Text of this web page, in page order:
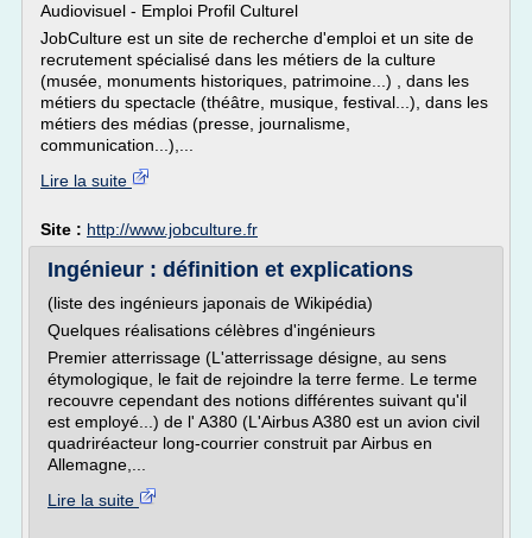
Audiovisuel - Emploi Profil Culturel
JobCulture est un site de recherche d'emploi et un site de
recrutement spécialisé dans les métiers de la culture
(musée, monuments historiques, patrimoine...) , dans les
métiers du spectacle (théâtre, musique, festival...), dans les
métiers des médias (presse, journalisme,
communication...),...
Lire la suite
Site : http://www.jobculture.fr
Ingénieur : définition et explications
(liste des ingénieurs japonais de Wikipédia)
Quelques réalisations célèbres d'ingénieurs
Premier atterrissage (L'atterrissage désigne, au sens
étymologique, le fait de rejoindre la terre ferme. Le terme
recouvre cependant des notions différentes suivant qu'il
est employé...) de l' A380 (L'Airbus A380 est un avion civil
quadriréacteur long-courrier construit par Airbus en
Allemagne,...
Lire la suite